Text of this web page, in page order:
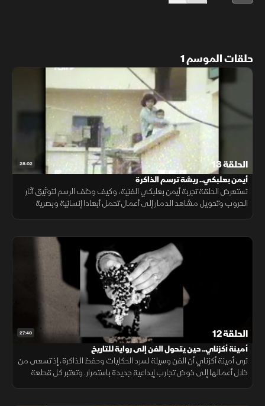
حلقات الموسم 1
28:02 الحلقة 13
أيمن بعلبكي.. ريشة ترسم الذاكرة
تستعرض الحلقة تجربة أيمن بعلبكي الفنية، وكيف وظف الرسم لتوثيق آثار
الحروب وتحويل مشاهد الدمار إلى أعمال تحمل أبعادا إنسانية وبصرية
27:40 الحلقة 12
أمينة أكزناي.. حين يتحول الفن إلى رواية للتاريخ
ترى أمينة أكزناي أن الفن وسيلة لسرد الحكايات وحفظ الذاكرة، إذ تسعى من
خلال أعمالها إلى خوض تجارب إبداعية جديدة باستمرار. وتعتبر كل قطعة